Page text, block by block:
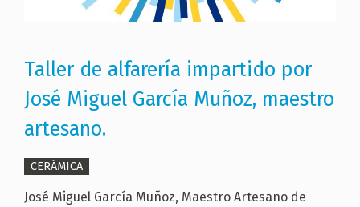
Taller de alfarería impartido por
José Miguel García Muñoz, maestro
artesano.
CERÁMICA
José Miguel García Muñoz, Maestro Artesano de